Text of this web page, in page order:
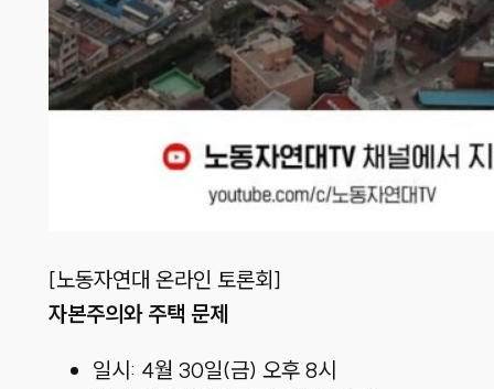
[노동자연대 온라인 토론회]
자본주의와 주택 문제
일시: 4월 30일(금) 오후 8시